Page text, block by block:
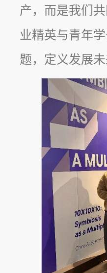
产，而是我们
业精英与青年
题，定义发展未